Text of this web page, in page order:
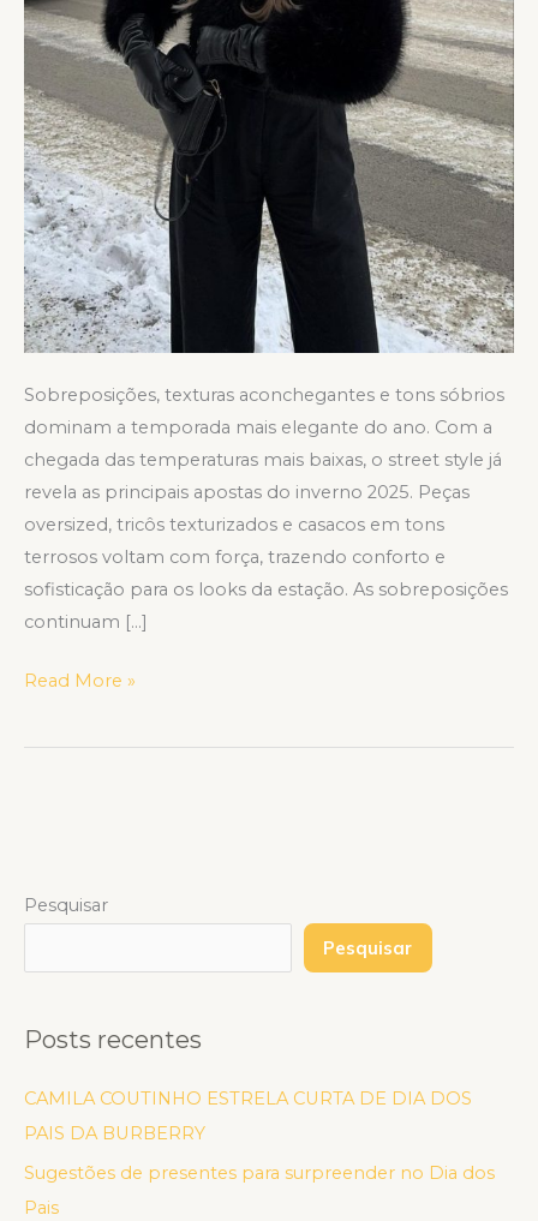
Sobreposições, texturas aconchegantes e tons sóbrios
dominam a temporada mais elegante do ano. Com a
chegada das temperaturas mais baixas, o street style já
revela as principais apostas do inverno 2025. Peças
oversized, tricôs texturizados e casacos em tons
terrosos voltam com força, trazendo conforto e
sofisticação para os looks da estação. As sobreposições
continuam […]
Read More »
Pesquisar
Pesquisar
Posts recentes
CAMILA COUTINHO ESTRELA CURTA DE DIA DOS
PAIS DA BURBERRY
Sugestões de presentes para surpreender no Dia dos
Pais